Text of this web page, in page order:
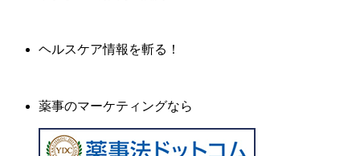
ヘルスケア情報を斬る！
薬事のマーケティングなら